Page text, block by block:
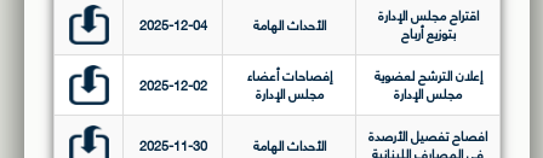
اقتراح مجلس الإدارة
بتوزيع أرباح الأحداث الهامة 2025-12-04
إعلان الترشح لعضوية
مجلس الإدارة
إفصاحات أعضاء
مجلس الإدارة 2025-12-02
افصاح تفصيل الأرصدة الأحداث الهامة 2025-11-30